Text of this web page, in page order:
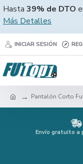
Hasta 39% de DTO
Más Detalles
INICIAR SESIÓN
Pantalón Corto
Envío gratuito a